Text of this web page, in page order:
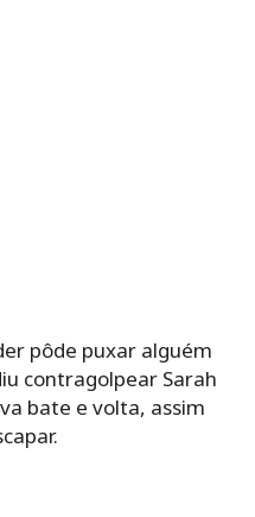
pôde puxar alguém
contragolpear Sarah
bate e volta, assim